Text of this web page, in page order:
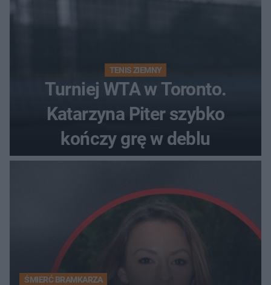
TENIS ZIEMNY
Turniej WTA w Toronto.
Katarzyna Piter szybko
kończy grę w deblu
ŚMIERĆ BRAMKARZA